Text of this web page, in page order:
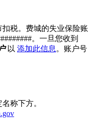
税。费城的失业保险账
。一旦您收到
以 添加此信息 。账户号
称下方。